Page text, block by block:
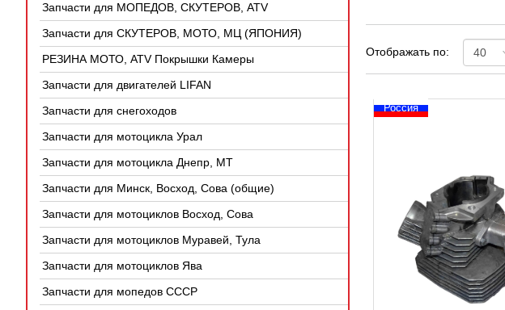
Запчасти для МОПЕДОВ, СКУТЕРОВ, ATV
(КИТАЙ)
Запчасти для СКУТЕРОВ, МОТО, МЦ (ЯПОНИЯ)
РЕЗИНА МОТО, ATV Покрышки Камеры
Запчасти для двигателей LIFAN
Запчасти для снегоходов
Запчасти для мотоцикла Урал
Запчасти для мотоцикла Днепр, МТ
Запчасти для Минск, Восход, Сова (общие)
Запчасти для мотоциклов Восход, Сова
Запчасти для мотоциклов Муравей, Тула
Запчасти для мотоциклов Ява
Запчасти для мопедов СССР
Отображать по:
Россия